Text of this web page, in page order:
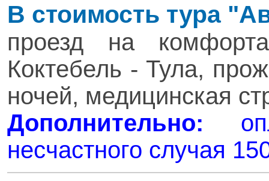
В стоимость тура
проезд на
Коктебель - Тула,
ночей, медицинская
Дополнительно:
несчастного случая